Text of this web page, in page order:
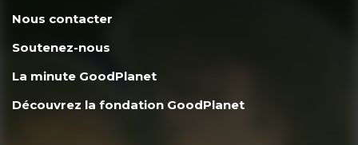
Nous contacter
Soutenez-nous
La minute GoodPlanet
Découvrez la fondation GoodPlanet